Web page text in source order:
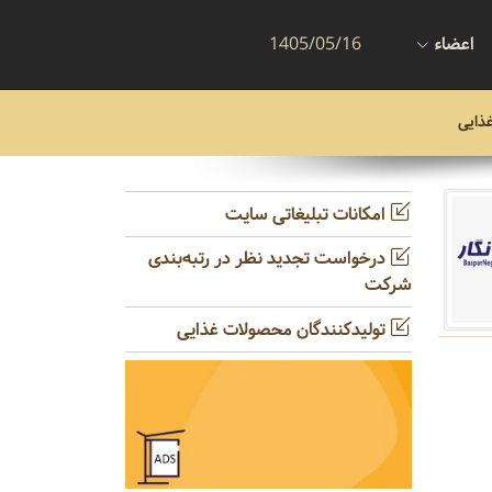
اعضاء 1405/05/16
امکانات تبلیغاتی سایت
درخواست تجدید نظر در رتبه‌بندی
شرکت
تولیدکنندگان محصولات غذایی